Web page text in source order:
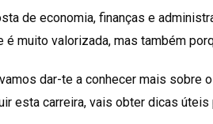
de economia, finanças e
é muito valorizada, mas também
dar-te a conhecer mais sobre
esta carreira, vais obter dicas